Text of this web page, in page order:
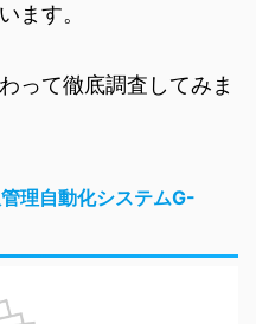
ます。
って徹底調査してみま
理自動化システムG-